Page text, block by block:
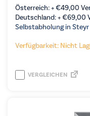
Österreich: +€49,00
Deutschland: +€69,00
Selbstabholung in
Verfügbarkeit: Nicht
VERGLEICHEN